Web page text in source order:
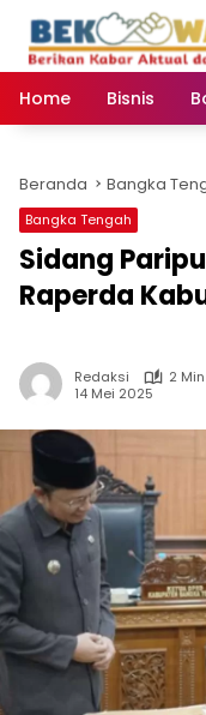
konten
Home
Bisnis
Beranda Bangka
Bangka Tengah
‎Sidang
Raperda
Redaksi
2
14 Mei 2025